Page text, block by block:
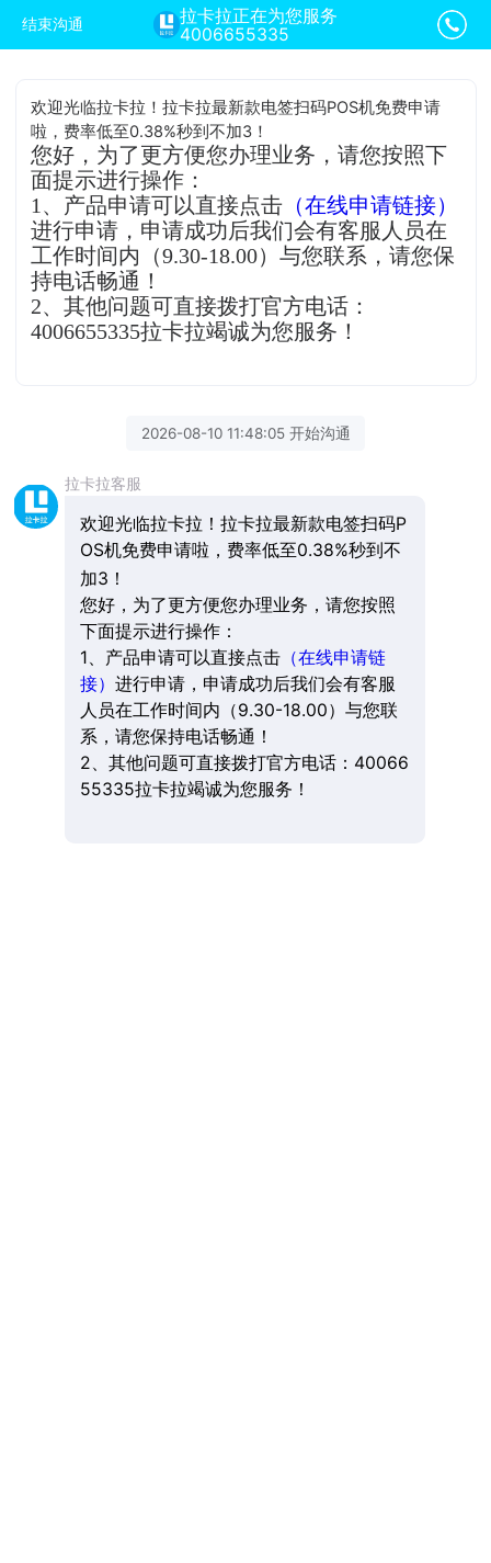
结束沟通
拉卡拉正在为您服务
4006655335
欢迎光临拉卡拉！拉卡拉最新款电签扫码POS机免费申请
啦，费率低至0.38%秒到不加3！
您好，为了更方便您办理业务，请您按照下
面提示进行操作：
1、产品申请可以直接点击 （在线申请链接）
进行申请，申请成功后我们会有客服人员在
工作时间内（9.30-18.00）与您联系，请您保
持电话畅通！
2、其他问题可直接拨打官方电话：
4006655335拉卡拉竭诚为您服务！
2026-08-10 11:48:05 开始沟通
拉卡拉客服
欢迎光临拉卡拉！拉卡拉最新款电签扫码P
OS机免费申请啦，费率低至0.38%秒到不
加3！
您好，为了更方便您办理业务，请您按照
下面提示进行操作：
1、产品申请可以直接点击（在线申请链
接） 进行申请，申请成功后我们会有客服
人员在工作时间内（9.30-18.00）与您联
系，请您保持电话畅通！
2、其他问题可直接拨打官方电话：40066
55335拉卡拉竭诚为您服务！